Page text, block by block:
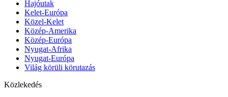
Hajóutak
Kelet-Európa
Közel-Kelet
Közép-Amerika
Közép-Európa
Nyugat-Afrika
Nyugat-Európa
Világ körüli körutazás
Közlekedés